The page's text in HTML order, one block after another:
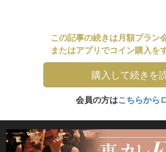
この記事の続きは月額プラン
またはアプリでコイン購入を
購入して続きを
会員の方はこちらから